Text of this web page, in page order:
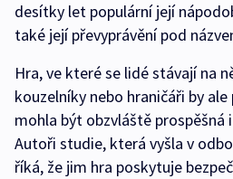
desítky let populární její
také její převyprávění pod
Hra, ve které se lidé stávají na
kouzelníky nebo hraničáři by
mohla být obzvláště prospěšná
Autoři studie, která vyšla v
říká, že jim hra poskytuje